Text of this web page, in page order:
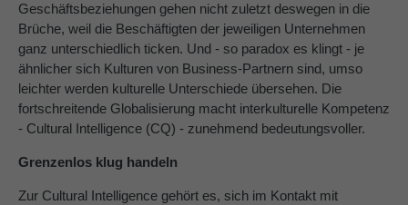
About us
Lorem ipsum dolor sit amet, consectetuer
adipiscing elit.
Aenean commodo ligula eget dolor. Aenean massa.
Cum sociis natoque penatibus et magnis dis parturient
montes, nascetur ridiculus mus. Donec quam felis,
ultricies nec.
Geschäftsbeziehungen gehen nicht zuletzt deswegen in die
Brüche, weil die Beschäftigten der jeweiligen Unternehmen
ganz unterschiedlich ticken. Und - so paradox es klingt - je
ähnlicher sich Kulturen von Business-Partnern sind, umso
leichter werden kulturelle Unterschiede übersehen. Die
fortschreitende Globalisierung macht interkulturelle Kompetenz
- Cultural Intelligence (CQ) - zunehmend bedeutungsvoller.
Grenzenlos klug handeln
Zur Cultural Intelligence gehört es, sich im Kontakt mit